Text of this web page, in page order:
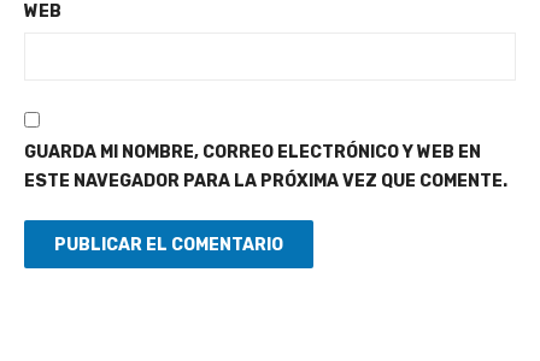
WEB
GUARDA MI NOMBRE, CORREO ELECTRÓNICO Y WEB EN
ESTE NAVEGADOR PARA LA PRÓXIMA VEZ QUE COMENTE.